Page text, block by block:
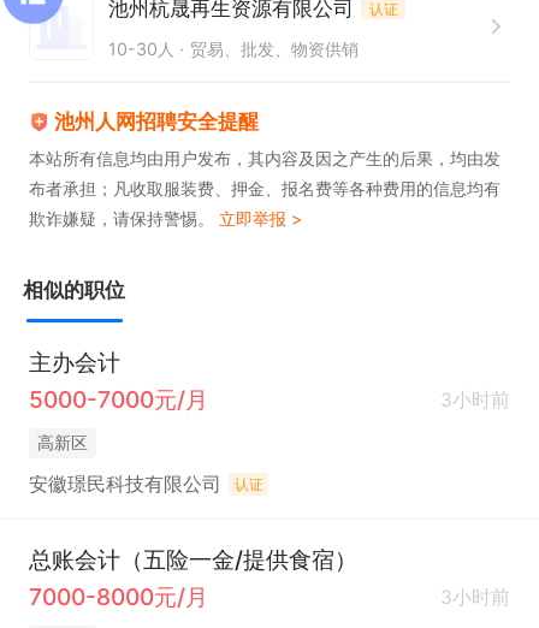
池州杭晟再生资源有限公司 认证
10-30人 贸易、批发、物资供销
池州人网招聘安全提醒
本站所有信息均由用户发布，其内容及因之产生的后果，均由发
布者承担；凡收取服装费、押金、报名费等各种费用的信息均有
欺诈嫌疑，请保持警惕。 立即举报 >
相似的职位
主办会计
5000-7000元/月
3小时前
高新区
安徽璟民科技有限公司 认证
总账会计（五险一金/提供食宿）
7000-8000元/月
3小时前